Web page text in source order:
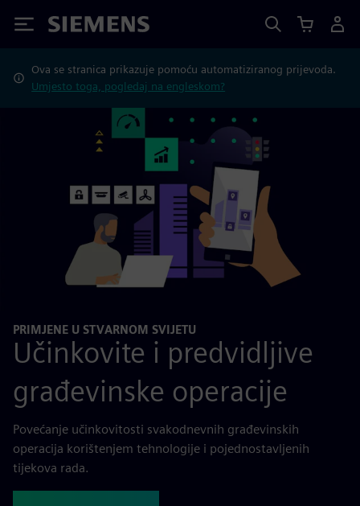
Siemens
Ova se stranica prikazuje pomoću automatiziranog prijevoda.
Umjesto toga, pogledaj na engleskom?
PRIMJENE U STVARNOM SVIJETU
Učinkovite i predvidljive
građevinske operacije
Povećanje učinkovitosti svakodnevnih građevinskih
operacija korištenjem tehnologije i pojednostavljenih
tijekova rada.